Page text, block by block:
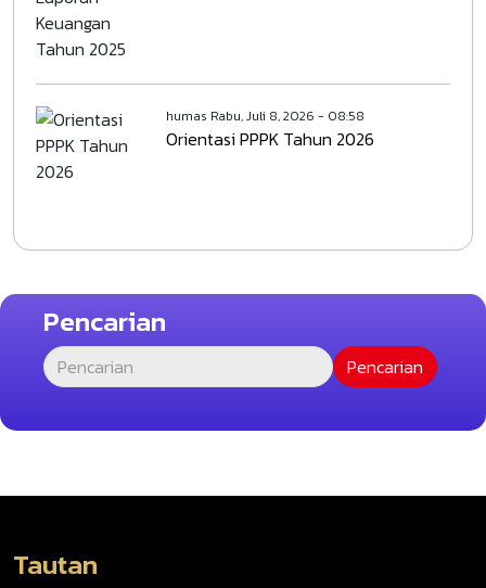
humas Rabu, Juli 8, 2026 - 08:58
Orientasi PPPK Tahun 2026
Pencarian
Tautan